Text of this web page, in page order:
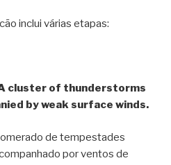
inclui várias etapas:
cluster of thunderstorms
by weak surface winds.
de tempestades
por ventos de